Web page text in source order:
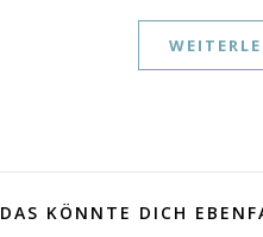
DAS KÖNNTE DICH